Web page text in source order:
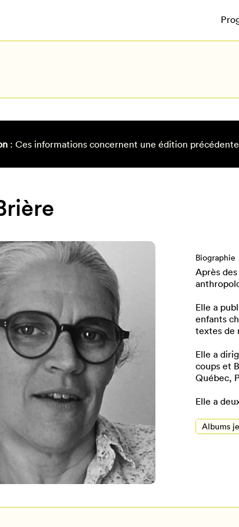
: Ces informations concernent une édition
Biographie
Après
Elle a
enfants
textes de
Elle a
coups et
Québec,
Elle a
Albums
Pour
connectez-vous